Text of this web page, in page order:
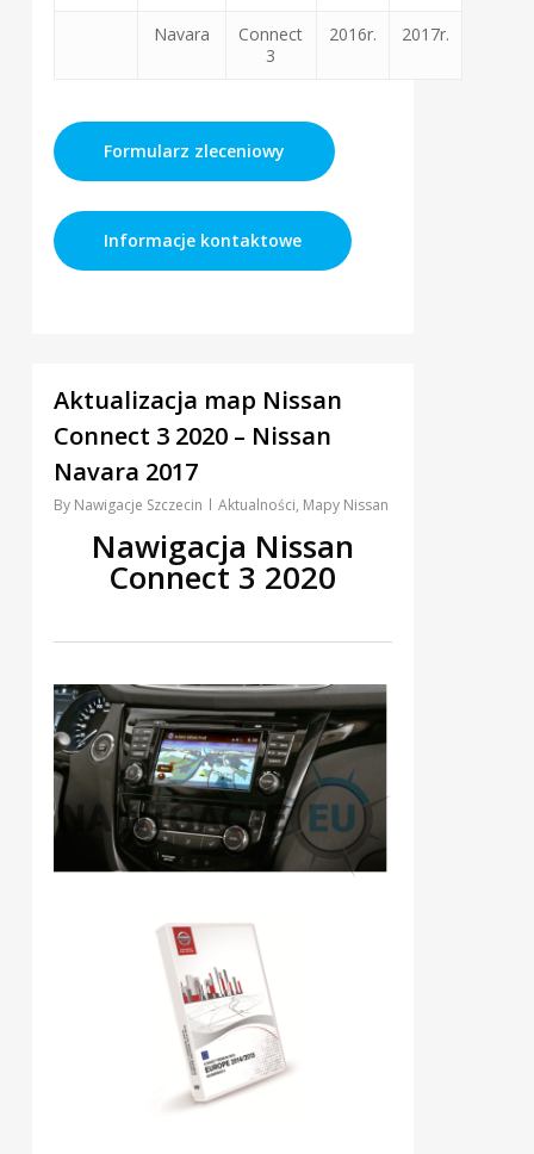
Navara
Connect
3
2016r. 2017r.
Formularz zleceniowy
Informacje kontaktowe
Aktualizacja map Nissan
Connect 3 2020 – Nissan
Navara 2017
By Nawigacje Szczecin Aktualności, Mapy Nissan
Nawigacja Nissan
Connect 3 2020